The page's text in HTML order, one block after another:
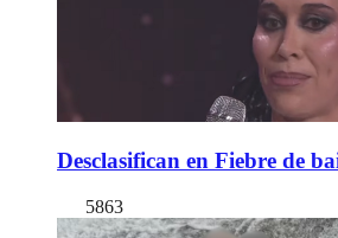
Desclasifican en Fiebre de
5863